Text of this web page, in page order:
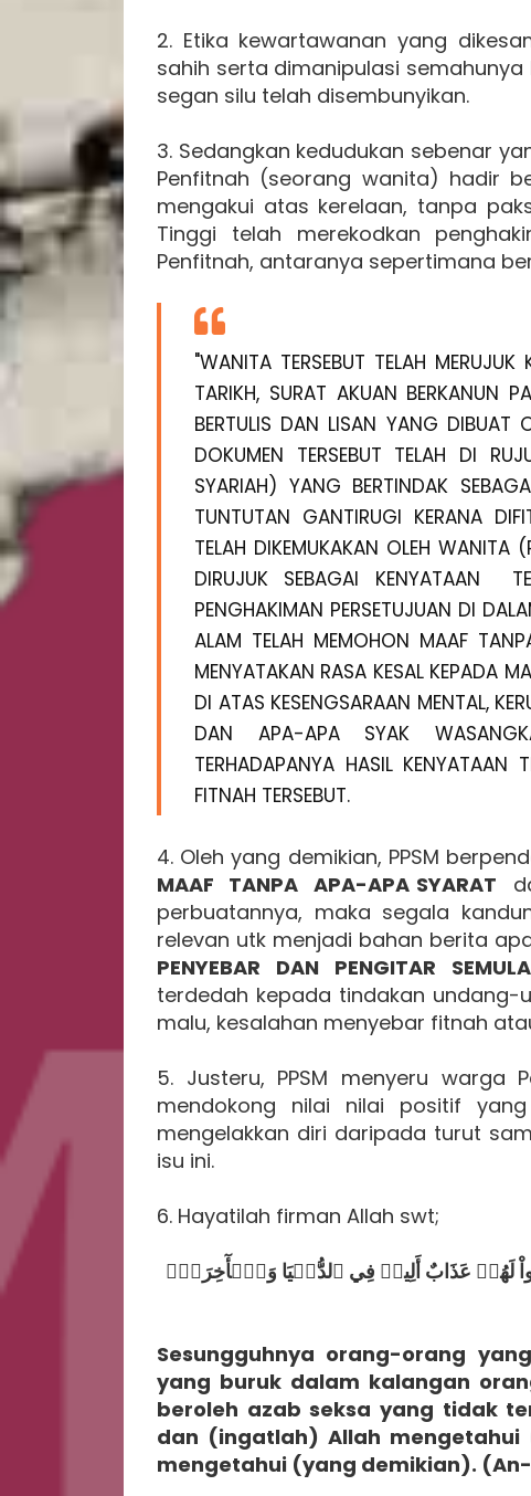
2. Etika kewartawanan yang
sahih serta dimanipulasi
segan silu telah disembunyikan.
3. Sedangkan kedudukan sebenar
Penfitnah (seorang wanita) hadir
mengakui atas kerelaan, tanpa
Tinggi telah merekodkan
Penfitnah, antaranya sepertimana
"WANITA TERSEBUT TELAH
TARIKH, SURAT AKUAN BERKANUN
BERTULIS DAN LISAN YANG DIBUAT
DOKUMEN TERSEBUT TELAH DI
SYARIAH) YANG BERTINDAK
TUNTUTAN GANTIRUGI KERANA
TELAH DIKEMUKAKAN OLEH WANITA
DIRUJUK SEBAGAI KENYATAAN
PENGHAKIMAN PERSETUJUAN DI
ALAM TELAH MEMOHON MAAF
MENYATAKAN RASA KESAL KEPADA
DI ATAS KESENGSARAAN MENTAL,
DAN APA-APA SYAK
TERHADAPANYA HASIL KENYATAAN
FITNAH TERSEBUT.
4. Oleh yang demikian, PPSM
MAAF TANPA APA-APA SYARAT
perbuatannya, maka segala
relevan utk menjadi bahan berita
PENYEBAR DAN PENGITAR
terdedah kepada tindakan
malu, kesalahan menyebar fitnah
5. Justeru, PPSM menyeru warga
mendokong nilai nilai positif
mengelakkan diri daripada turut
isu ini.
6. Hayatilah firman Allah swt;
لَهُمۡ عَذَابٌ أَلِيمٞ فِي ٱلدُّنۡيَا وَٱلۡأٓخِرَةِۚ
Sesungguhnya orang-orang
yang buruk dalam kalangan
beroleh azab seksa yang tidak
dan (ingatlah) Allah
mengetahui (yang demikian). (An-